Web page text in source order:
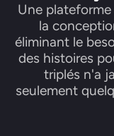
Une
la
éliminant le
des histoires
triplés n'a
seulement